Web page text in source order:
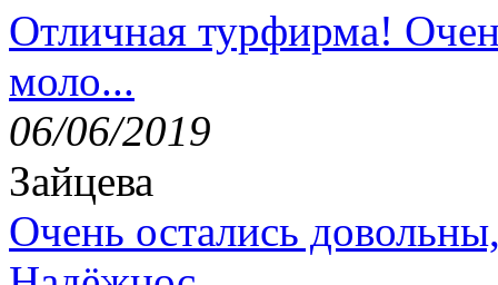
Отличная турфирма!
моло...
06/06/2019
Зайцева
Очень остались